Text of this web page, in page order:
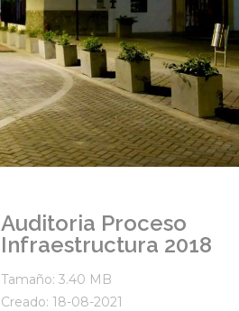
Auditoria Proceso
Infraestructura 2018
Tamaño: 3.40 MB
Creado: 18-08-2021